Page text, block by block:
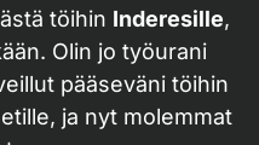
töihin Inderesille,
Olin jo työurani
pääseväni töihin
ja nyt molemmat